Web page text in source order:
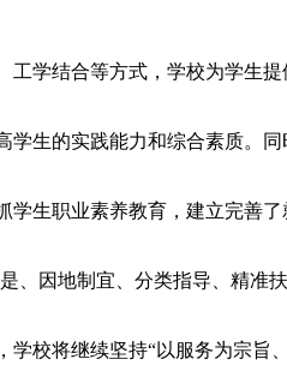
学结合等方式，学校为学生
生的实践能力和综合素质。
生职业素养教育，建立完善
、因地制宜、分类指导、精准
校将继续坚持“以服务为宗旨